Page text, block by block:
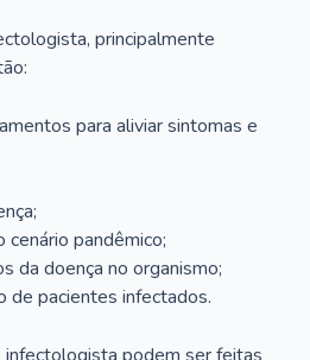
principalmente
para aliviar sintomas e
cenário pandêmico;
da doença no organismo;
de pacientes infectados.